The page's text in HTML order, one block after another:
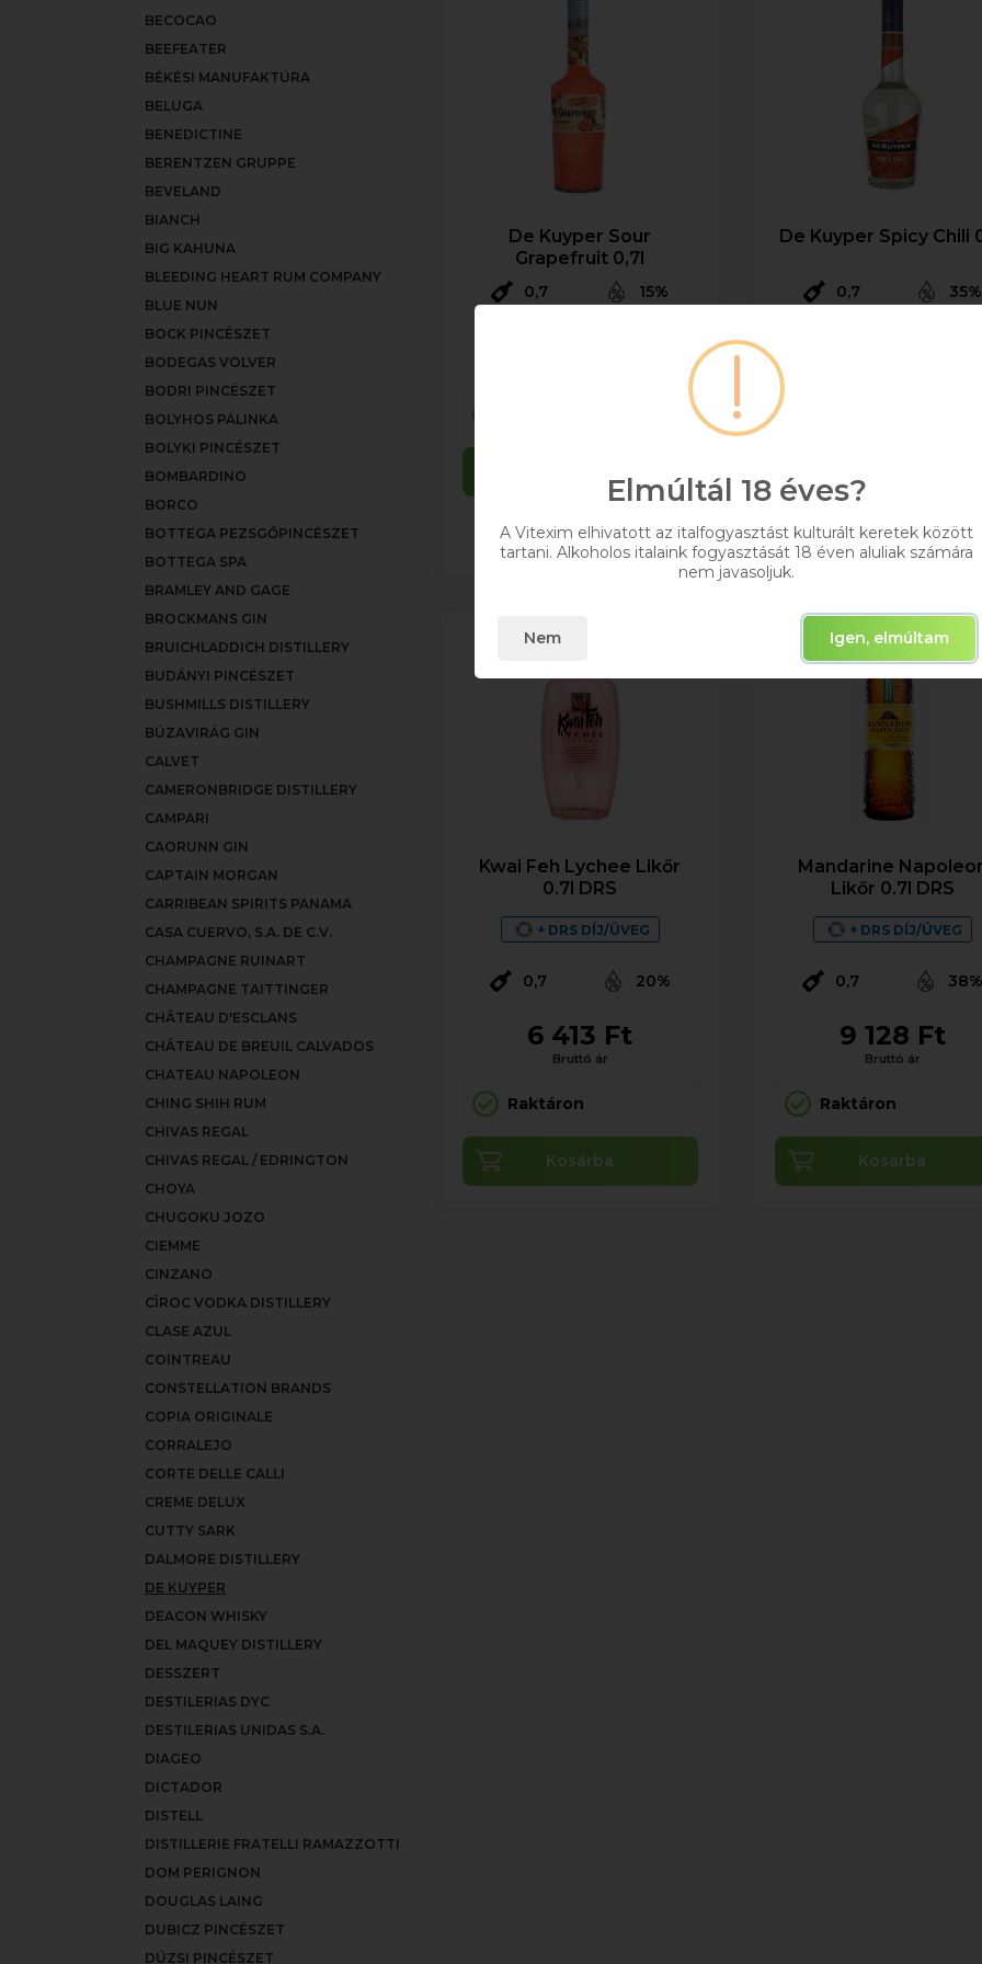
BECOCAO
BEEFEATER
BÉKÉSI MANUFAKTÚRA
BELUGA
BENEDICTINE
BERENTZEN GRUPPE
BEVELAND
BIANCH
BIG KAHUNA
BLEEDING HEART RUM COMPANY
BLUE NUN
BOCK PINCÉSZET
BODEGAS VOLVER
BODRI PINCÉSZET
BOLYHOS PÁLINKA
BOLYKI PINCÉSZET
BOMBARDINO
BORCO
BOTTEGA PEZSGŐPINCÉSZET
BOTTEGA SPA
BRAMLEY AND GAGE
BROCKMANS GIN
BRUICHLADDICH DISTILLERY
BUDÁNYI PINCÉSZET
BUSHMILLS DISTILLERY
BÚZAVIRÁG GIN
CALVET
CAMERONBRIDGE DISTILLERY
CAMPARI
CAORUNN GIN
CAPTAIN MORGAN
CARRIBEAN SPIRITS PANAMA
CASA CUERVO, S.A. DE C.V.
CHAMPAGNE RUINART
CHAMPAGNE TAITTINGER
CHÂTEAU D'ESCLANS
CHÂTEAU DE BREUIL CALVADOS
CHATEAU NAPOLEON
CHING SHIH RUM
CHIVAS REGAL
CHIVAS REGAL / EDRINGTON
CHOYA
CHUGOKU JOZO
CIEMME
CINZANO
CÎROC VODKA DISTILLERY
CLASE AZUL
COINTREAU
CONSTELLATION BRANDS
COPIA ORIGINALE
CORRALEJO
CORTE DELLE CALLI
CREME DELUX
CUTTY SARK
DALMORE DISTILLERY
DE KUYPER
DEACON WHISKY
DEL MAQUEY DISTILLERY
DESSZERT
DESTILERIAS DYC
DESTILERIAS UNIDAS S.A.
DIAGEO
DICTADOR
DISTELL
DISTILLERIE FRATELLI RAMAZZOTTI
DOM PERIGNON
DOUGLAS LAING
DUBICZ PINCÉSZET
DÚZSI PINCÉSZET
De Kuyper Sour
Grapefruit 0,7l
0,7 15%
De Kuyper Spicy Chili
0,7 35%
Kwai Feh Lychee Likőr
0.7l DRS
+ DRS DÍJ/ÜVEG
0,7 20%
6 413 Ft
Bruttó ár
Raktáron
Kosárba
Mandarine
Likőr 0.7l DRS
+ DRS DÍJ/ÜVEG
0,7 38%
9 128 Ft
Bruttó ár
Raktáron
Kosárba
Elmúltál 18 éves?
A Vitexim elhivatott az italfogyasztást kulturált keretek között
tartani. Alkoholos italaink fogyasztását 18 éven aluliak számára
nem javasoljuk.
Nem Igen, elmúltam